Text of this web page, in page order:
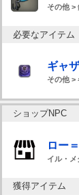
その他 >
必要なアイテム
ギャ
その他 >
ショップNPC
ロー
イル・
獲得アイテム